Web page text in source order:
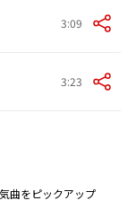
3:09
3:23
曲をピックアップ